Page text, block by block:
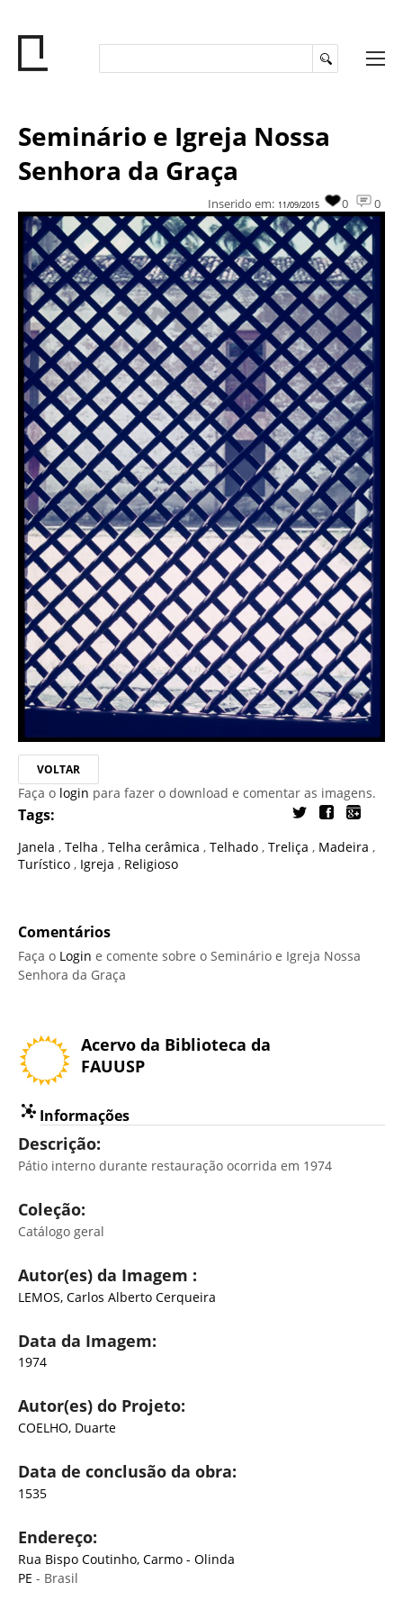
Seminário e Igreja Nossa
Senhora da Graça
0
0
Inserido em: 11/09/2015
VOLTAR
Faça o login para fazer o download e comentar as imagens.
Tags:
Janela , Telha , Telha cerâmica , Telhado , Treliça , Madeira ,
Turístico , Igreja , Religioso
Comentários
Faça o Login e comente sobre o Seminário e Igreja Nossa
Senhora da Graça
Acervo da Biblioteca da
FAUUSP
Informações
Descrição:
Pátio interno durante restauração ocorrida em 1974
Coleção:
Catálogo geral
Autor(es) da Imagem :
LEMOS, Carlos Alberto Cerqueira
Data da Imagem:
1974
Autor(es) do Projeto:
COELHO, Duarte
Data de conclusão da obra:
1535
Endereço:
Rua Bispo Coutinho, Carmo - Olinda
PE - Brasil